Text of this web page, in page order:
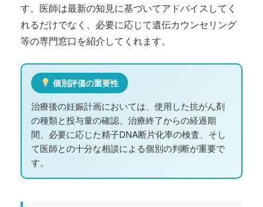
す。医師は最新の知見に基づいてアドバイスしてく
れるだけでなく、必要に応じて遺伝カウンセリング
等の専門窓口を紹介してくれます。
個別評価の重要性
治療後の妊娠計画においては、使用した抗がん剤
の種類と投与量の確認、治療終了からの経過期
間、必要に応じた精子DNA断片化率の検査、そし
て医師との十分な相談による個別の判断が重要で
す。